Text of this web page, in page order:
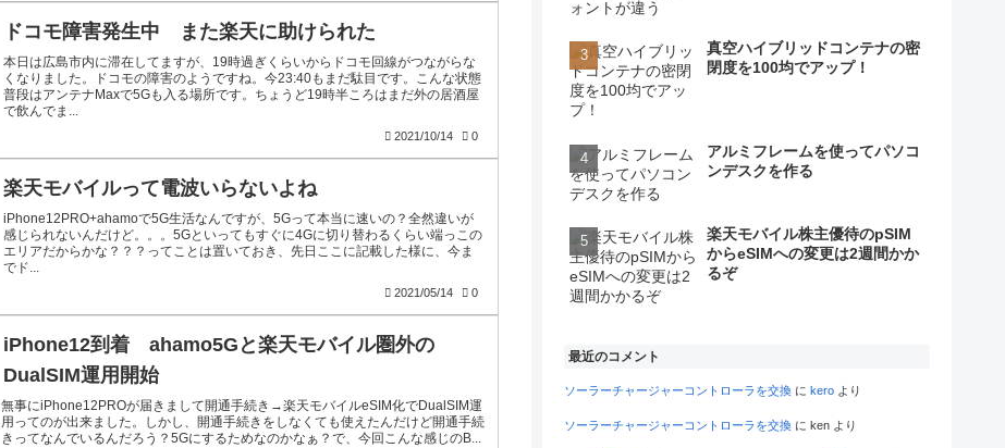
ドコモ障害発生中 また楽天に助けられた
本日は広島市内に滞在してますが、19時過ぎくらいからドコモ回線がつながらな
くなりました。ドコモの障害のようですね。今23:40もまだ駄目です。こんな状態
普段はアンテナMaxで5Gも入る場所です。ちょうど19時半ころはまだ外の居酒屋
で飲んでま...
2021/10/14 0
楽天モバイルって電波いらないよね
iPhone12PRO+ahamoで5G生活なんですが、5Gって本当に速いの？全然違いが
感じられないんだけど。。。5Gといってもすぐに4Gに切り替わるくらい端っこの
エリアだからかな？？？ってことは置いておき、先日ここに記載した様に、今ま
でド...
2021/05/14 0
iPhone12到着 ahamo5Gと楽天モバイル圏外の
DualSIM運用開始
無事にiPhone12PROが届きまして開通手続き→楽天モバイルeSIM化でDualSIM運
用ってのが出来ました。しかし、開通手続きをしなくても使えたんだけど開通手続
きってなんでいるんだろう？5Gにするためなのかなぁ？で、今回こんな感じのB...
真空ハイブリッドコンテナの密
閉度を100均でアップ！
アルミフレームを使ってパソコ
ンデスクを作る
楽天モバイル株主優待のpSIM
からeSIMへの変更は2週間かか
るぞ
最近のコメント
ソーラーチャージャーコントローラを交換 に kero より
ソーラーチャージャーコントローラを交換 に ken より